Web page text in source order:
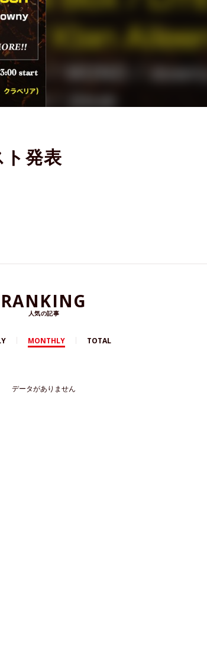
発表
RANKING
人気の記事
MONTHLY TOTAL
データがありません